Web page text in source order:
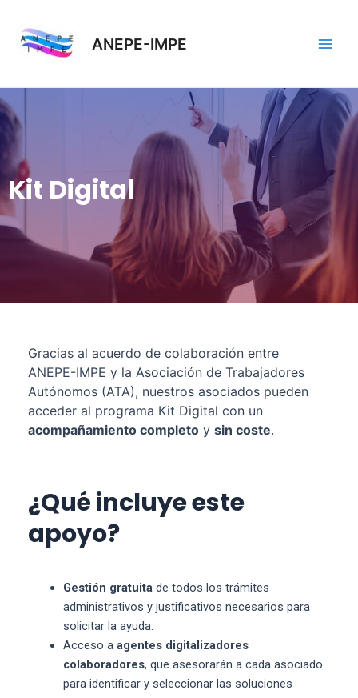
contenido
ANEPE-IMPE
Kit Digital
Gracias al acuerdo de colaboración entre
ANEPE-IMPE y la Asociación de Trabajadores
Autónomos (ATA), nuestros asociados pueden
acceder al programa Kit Digital con un
acompañamiento completo y sin coste.
¿Qué incluye este
apoyo?
Gestión gratuitade todos los trámites
administrativos y justificativos necesarios para
solicitar la ayuda.
Acceso a agentes digitalizadores
colaboradores, que asesorarán a cada asociado
para identificar y seleccionar las soluciones